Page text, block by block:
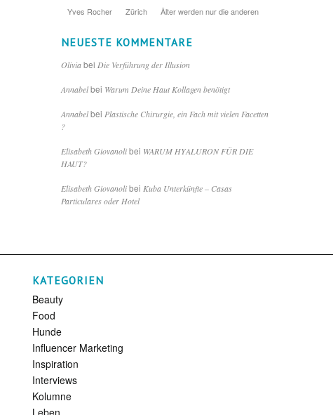
Yves Rocher
Zürich Älter werden nur die anderen
NEUESTE KOMMENTARE
Oliviabei Die Verführung der Illusion
Annabelbei Warum Deine Haut Kollagen benötigt
Annabelbei Plastische Chirurgie, ein Fach mit vielen Facetten
?
Elisabeth Giovanolibei WARUM HYALURON FÜR DIE
HAUT?
Elisabeth Giovanolibei Kuba Unterkünfte – Casas
Particulares oder Hotel
KATEGORIEN
Beauty
Food
Hunde
Influencer Marketing
Inspiration
Interviews
Kolumne
Leben